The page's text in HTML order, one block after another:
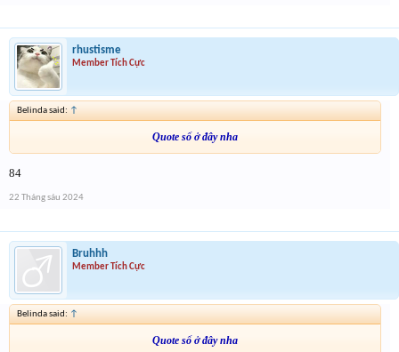
rhustisme
Member Tích Cực
Belinda said: ↑
Quote số ở đây nha
84
22 Tháng sáu 2024
Bruhhh
Member Tích Cực
Belinda said: ↑
Quote số ở đây nha